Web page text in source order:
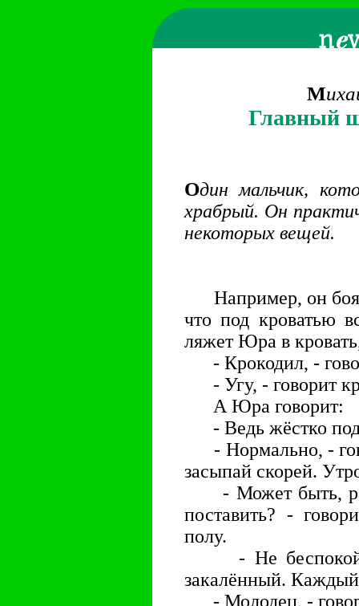
M
Главный
Один мальчик,
храбрый. Он
некоторых вещей.
Например, он
что под кроватью
ляжет Юра в
- Крокодил, -
- Угу, - говорит
А Юра говорит:
- Ведь жёстко под
- Нормально, -
засыпай скорей.
- Может быть,
поставить? -
полу.
- Не
закалённый.
- Молодец, -